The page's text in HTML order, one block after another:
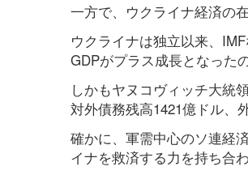
一方で、ウクライナ経済の
ウクライナは独立以来、
GDPがプラス成長となった
しかもヤヌコヴィッチ大統
対外債務残高1421億ドル、
確かに、軍需中心のソ連経
イナを救済する力を持ち合